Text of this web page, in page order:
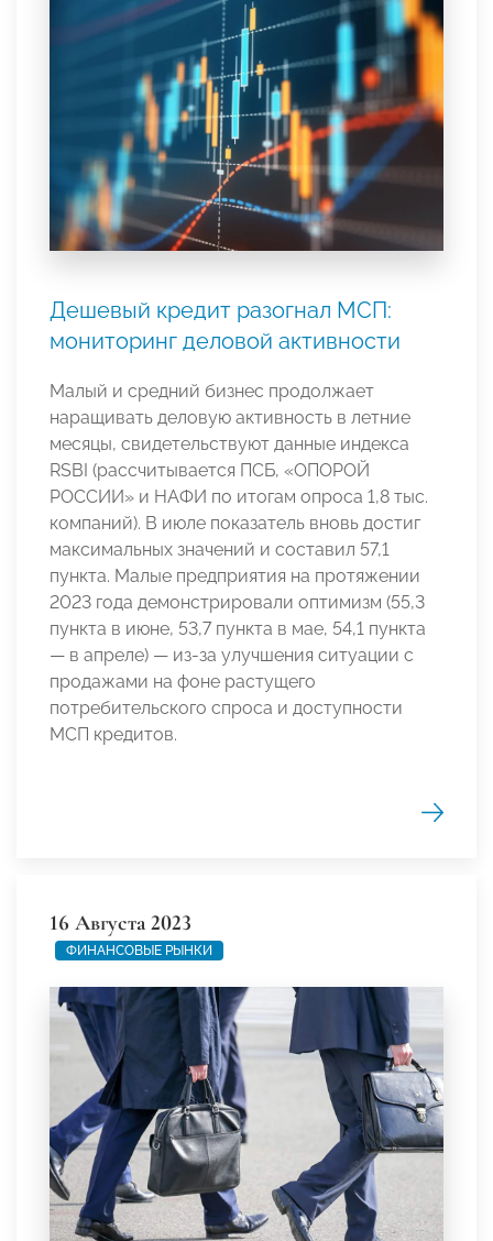
Дешевый кредит разогнал МСП:
мониторинг деловой активности
Малый и средний бизнес продолжает
наращивать деловую активность в летние
месяцы, свидетельствуют данные индекса
RSBI (рассчитывается ПСБ, «ОПОРОЙ
РОССИИ» и НАФИ по итогам опроса 1,8 тыс.
компаний). В июле показатель вновь достиг
максимальных значений и составил 57,1
пункта. Малые предприятия на протяжении
2023 года демонстрировали оптимизм (55,3
пункта в июне, 53,7 пункта в мае, 54,1 пункта
— в апреле) — из-за улучшения ситуации с
продажами на фоне растущего
потребительского спроса и доступности
МСП кредитов.
16 Августа 2023
ФИНАНСОВЫЕ РЫНКИ